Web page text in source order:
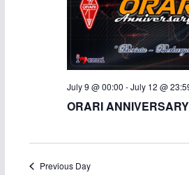
July 9 @ 00:00 -July 12 @
ORARI
Previous Day